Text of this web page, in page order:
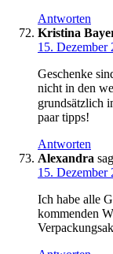
Antworten
Kristina
15. Dezember
Geschenke
nicht in den
grundsätzlich
paar tipps!
Antworten
Alexandra
15. Dezember
Ich habe alle
kommenden